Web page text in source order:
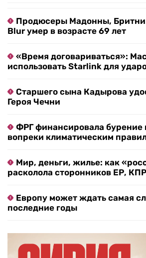
Продюсеры Мадонны, Бритни
Blur умер в возрасте 69 лет
«Время договариваться»:
использовать Starlink для
Старшего сына Кадырова
Героя Чечни
ФРГ финансировала бурение
вопреки климатическим
Мир, деньги, жилье: как
расколола сторонников ЕР,
Европу может ждать самая
последние годы